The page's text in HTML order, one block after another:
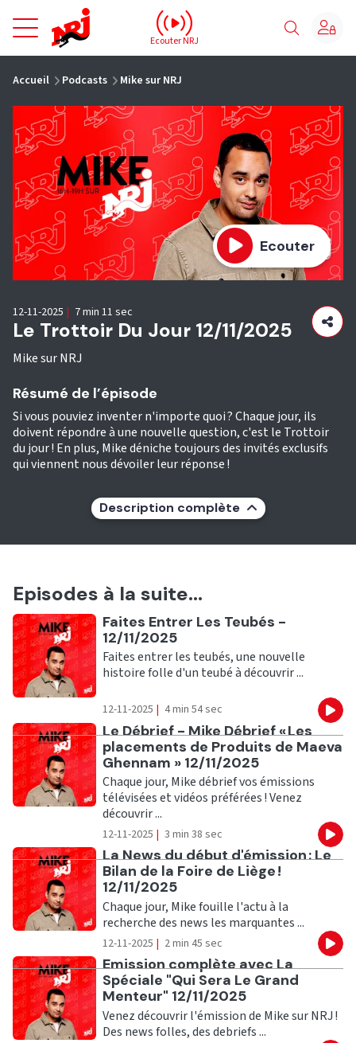
NRJ - Accueil
Ecouter NRJ
Accueil Podcasts Mike sur NRJ
Ecouter
Le Trottoir Du Jour 12/11/2025
Mike sur NRJ
12-11-2025 | 7 min 11 sec
Résumé de l’épisode
Si vous pouviez inventer n'importe quoi ? Chaque jour, ils
doivent répondre à une nouvelle question, c'est le Trottoir
du jour ! En plus, Mike déniche toujours des invités exclusifs
qui viennent nous dévoiler leur réponse !
Description complète
Episodes à la suite...
Ecouter
Faites Entrer Les Teubés -
12/11/2025
Faites entrer les teubés, une nouvelle
histoire folle d'un teubé à découvrir ...
12-11-2025 | 4 min 54 sec
Ecouter
Le Débrief - Mike Débrief « Les
placements de Produits de Maeva
Ghennam » 12/11/2025
Chaque jour, Mike débrief vos émissions
télévisées et vidéos préférées ! Venez
découvrir ...
12-11-2025 | 3 min 38 sec
Ecouter
La News du début d'émission : Le
Bilan de la Foire de Liège !
12/11/2025
Chaque jour, Mike fouille l'actu à la
recherche des news les marquantes ...
12-11-2025 | 2 min 45 sec
Ecouter
Emission complète avec La
Spéciale "Qui Sera Le Grand
Menteur" 12/11/2025
Venez découvrir l'émission de Mike sur NRJ !
Des news folles, des debriefs ...